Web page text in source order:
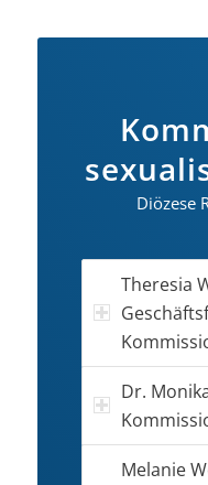
Diözese
Theresia
Dr.
Melanie